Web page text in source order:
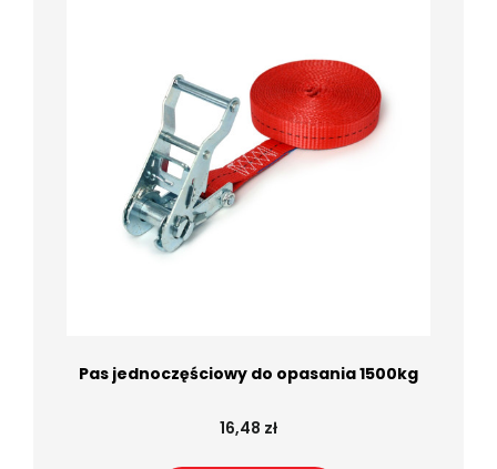
Pas jednoczęściowy do opasania 1500kg
16,48 zł